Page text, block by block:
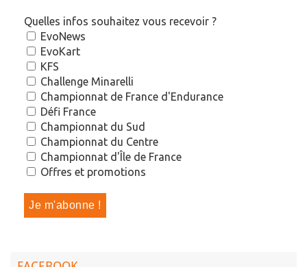
Quelles infos souhaitez vous recevoir ?
EvoNews
EvoKart
KFS
Challenge Minarelli
Championnat de France d'Endurance
Défi France
Championnat du Sud
Championnat du Centre
Championnat d'Île de France
Offres et promotions